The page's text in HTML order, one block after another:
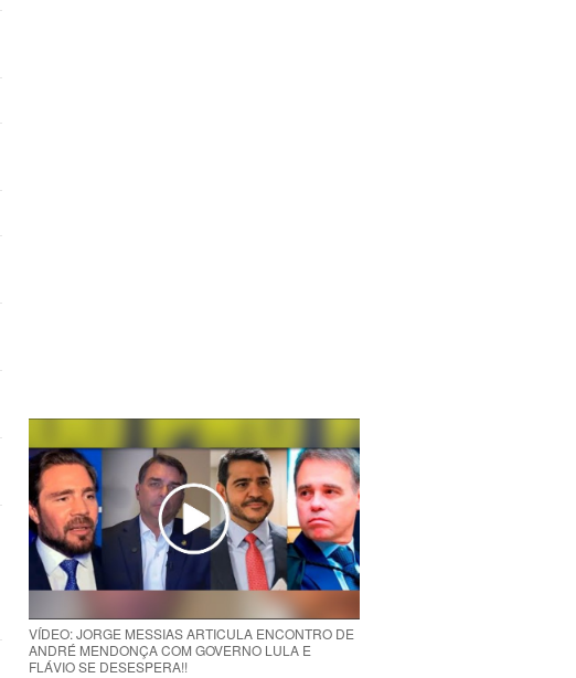
VÍDEO: JORGE MESSIAS ARTICULA ENCONTRO DE
ANDRÉ MENDONÇA COM GOVERNO LULA E
FLÁVIO SE DESESPERA!!